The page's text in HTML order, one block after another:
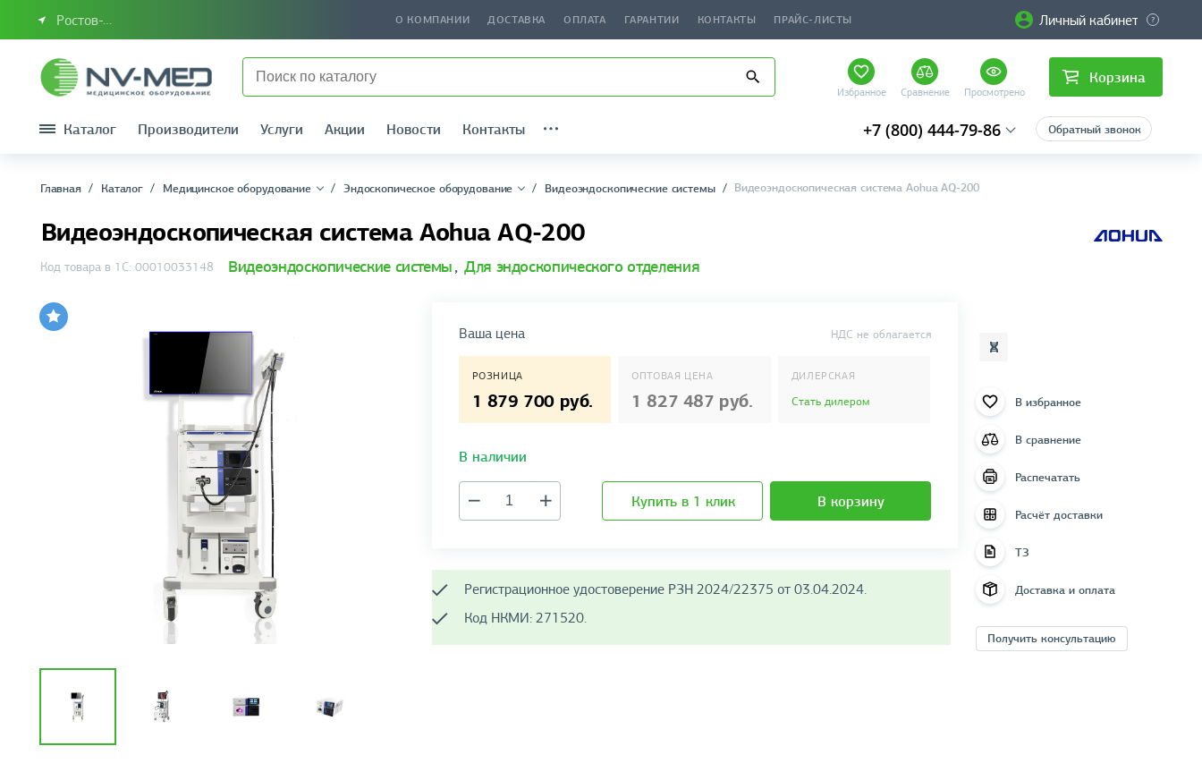
Ростов-на-Дону или Южный Федеральный округ О КОМПАНИИ ДОСТАВКА ОПЛАТА ГАРАНТИИ КОНТАКТЫ ПРАЙС-ЛИСТЫ Личный кабинет
Избранное Сравнение Просмотрено
Корзина
Каталог Производители Услуги Акции Новости Контакты +7 (800) 444-79-86 Обратный звонок
Главная Каталог Медицинское оборудование Эндоскопическое оборудование Видеоэндоскопические системы Видеоэндоскопическая система Aohua AQ-200
Видеоэндоскопическая система Aohua AQ-200
Код товара в 1С: 00010033148 Видеоэндоскопические системы, Для эндоскопического отделения
Ваша цена НДС не облагается
РОЗНИЦА
1 879 700 руб.
ОПТОВАЯ ЦЕНА
1 827 487 руб.
ДИЛЕРСКАЯ
Стать дилером
В наличии
Купить в 1 клик В корзину
Регистрационное удостоверение РЗН 2024/22375 от 03.04.2024.
Код НКМИ: 271520.
В избранное
В сравнение
Распечатать
Расчёт доставки
ТЗ
Доставка и оплата
Получить консультацию